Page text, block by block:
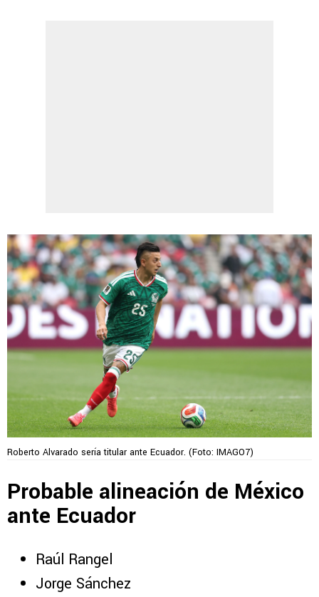
Roberto Alvarado sería titular ante Ecuador. (Foto: IMAGO7)
Probable alineación de México
ante Ecuador
Raúl Rangel
Jorge Sánchez